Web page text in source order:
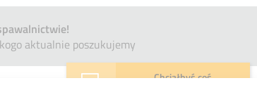
Chciałbyś coś
aktualnie poszukujemy